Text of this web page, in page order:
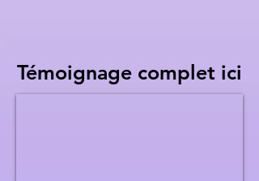
Témoignage complet ici
Témoignage complet ici